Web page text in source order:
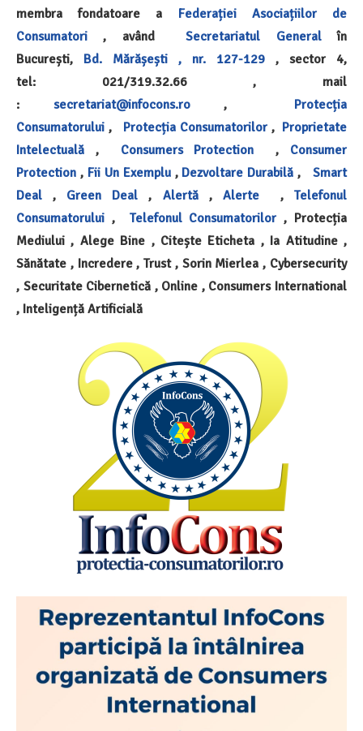
membra fondatoare a Federației Asociațiilor de
Consumatori , avândSecretariatul Generalîn
București, Bd. Mărășești , nr. 127-129 , sector 4,
tel: 021/319.32.66 , mail
: secretariat@infocons.ro, Protecția
Consumatorului , Protecția Consumatorilor, Proprietate
Intelectuală , Consumers Protection , Consumer
Protection , Fii Un Exemplu, Dezvoltare Durabilă ,Smart
Deal , Green Deal , Alertă, Alerte ,Telefonul
Consumatorului , Telefonul Consumatorilor , Protecția
Mediului , Alege Bine , Citește Eticheta , Ia Atitudine ,
Sănătate , Incredere , Trust , Sorin Mierlea , Cybersecurity
, Securitate Cibernetică , Online , Consumers International
, Inteligență Artificială